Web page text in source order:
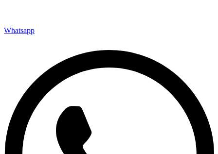
Whatsapp